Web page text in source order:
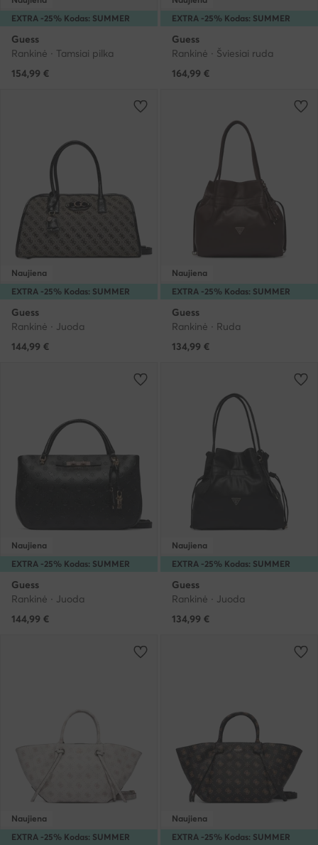
EXTRA -25% Kodas: SUMMER
Guess
Rankinė · Tamsiai pilka
154,99 €
EXTRA -25% Kodas: SUMMER
Guess
Rankinė · Šviesiai ruda
164,99 €
EXTRA -25% Kodas: SUMMER
Naujiena
Guess
Rankinė · Juoda
144,99 €
EXTRA -25% Kodas: SUMMER
Naujiena
Guess
Rankinė · Ruda
134,99 €
EXTRA -25% Kodas: SUMMER
Naujiena
Guess
Rankinė · Juoda
144,99 €
EXTRA -25% Kodas: SUMMER
Naujiena
Guess
Rankinė · Juoda
134,99 €
EXTRA -25% Kodas: SUMMER
Naujiena
EXTRA -25% Kodas: SUMMER
Naujiena